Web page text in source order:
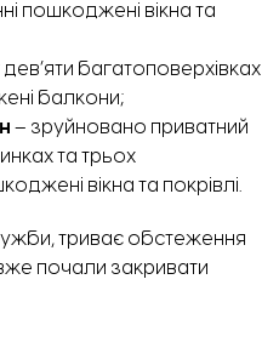
пошкоджені вікна та
дев’яти багатоповерхівках
балкони;
– зруйновано приватний
та трьох
вікна та покрівлі.
триває обстеження
почали закривати